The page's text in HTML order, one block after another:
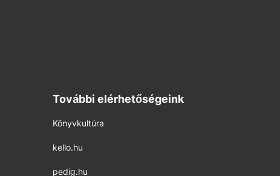
További elérhetőségeink
Könyvkultúra
kello.hu
pedig.hu